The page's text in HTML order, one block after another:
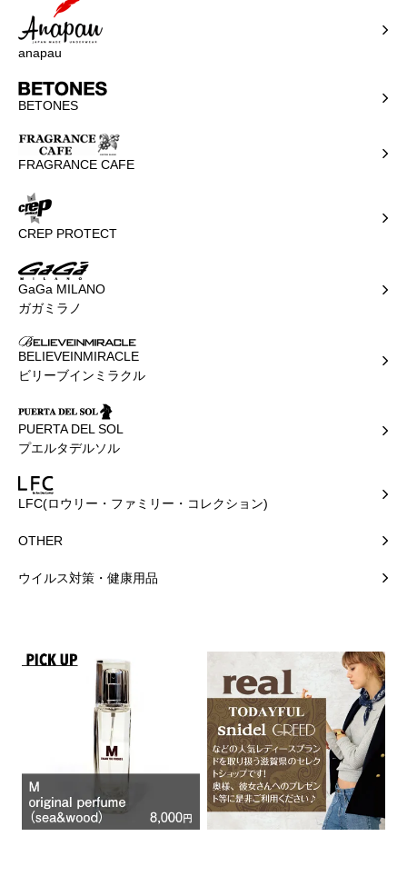
anapau
BETONES
FRAGRANCE CAFE
CREP PROTECT
GaGa MILANO
ガガミラノ
BELIEVEINMIRACLE
ビリーブインミラクル
PUERTA DEL SOL
プエルタデルソル
LFC(ロウリー・ファミリー・コレクション)
OTHER
ウイルス対策・健康用品